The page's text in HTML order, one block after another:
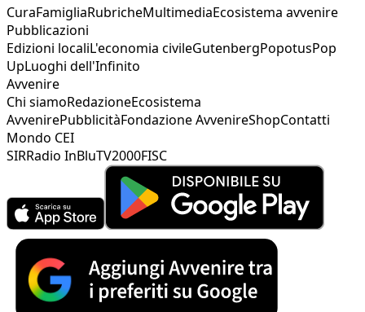
CuraFamigliaRubricheMultimediaEcosistema avvenire
Pubblicazioni
Edizioni localiL'economia civileGutenbergPopotusPop
UpLuoghi dell'Infinito
Avvenire
Chi siamoRedazioneEcosistema
AvvenirePubblicitàFondazione AvvenireShopContatti
Mondo CEI
SIRRadio InBluTV2000FISC